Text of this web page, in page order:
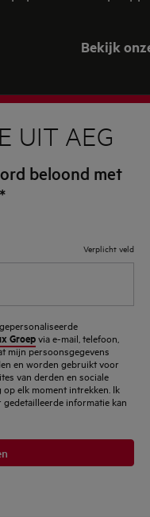
Bekijk
UIT AEG
beloond met
*
Verplicht veld
Groepvia e-mail, telefoon,
mijn persoonsgegevens
en worden gebruikt voor
van derden en sociale
elk moment intrekken. Ik
gedetailleerde informatie kan